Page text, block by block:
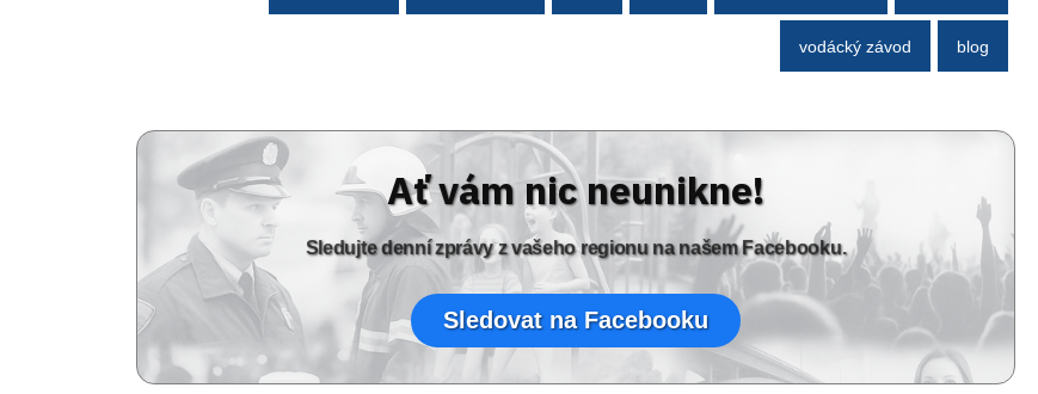
vodácký závod blog
Ať vám nic neunikne!
Sledujte denní zprávy z vašeho regionu na našem Facebooku.
Sledovat na Facebooku